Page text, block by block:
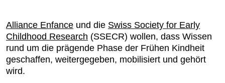
Alliance Enfance und die Swiss Society for Early
Childhood Research (SSECR) wollen, dass Wissen
rund um die prägende Phase der Frühen Kindheit
geschaffen, weitergegeben, mobilisiert und gehört
wird.